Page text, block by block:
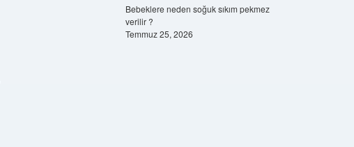
Bebeklere neden soğuk sıkım pekmez
verilir ?
Temmuz 25, 2026